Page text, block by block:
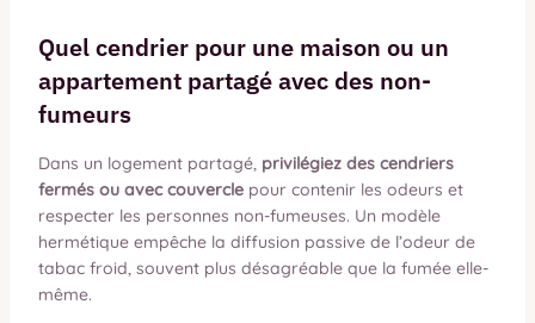
Quel cendrier pour une maison ou un
appartement partagé avec des non-
fumeurs
Dans un logement partagé, privilégiez des cendriers
fermés ou avec couverclepour contenir les odeurs et
respecter les personnes non-fumeuses. Un modèle
hermétique empêche la diffusion passive de l’odeur de
tabac froid, souvent plus désagréable que la fumée elle-
même.